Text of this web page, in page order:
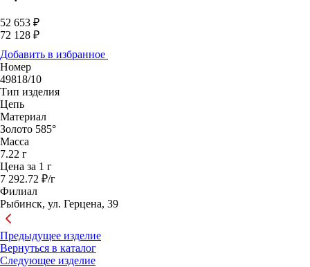
52 653 ₽
72 128 ₽
Добавить в избранное
Номер
49818/10
Тип изделия
Цепь
Материал
Золото 585°
Масса
7.22 г
Цена за 1 г
7 292.72 ₽/г
Филиал
Рыбинск, ул. Герцена, 39
Предыдущее изделие
Вернуться в каталог
Следующее изделие